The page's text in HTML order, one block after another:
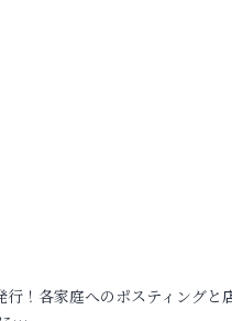
！各家庭へのポスティングと